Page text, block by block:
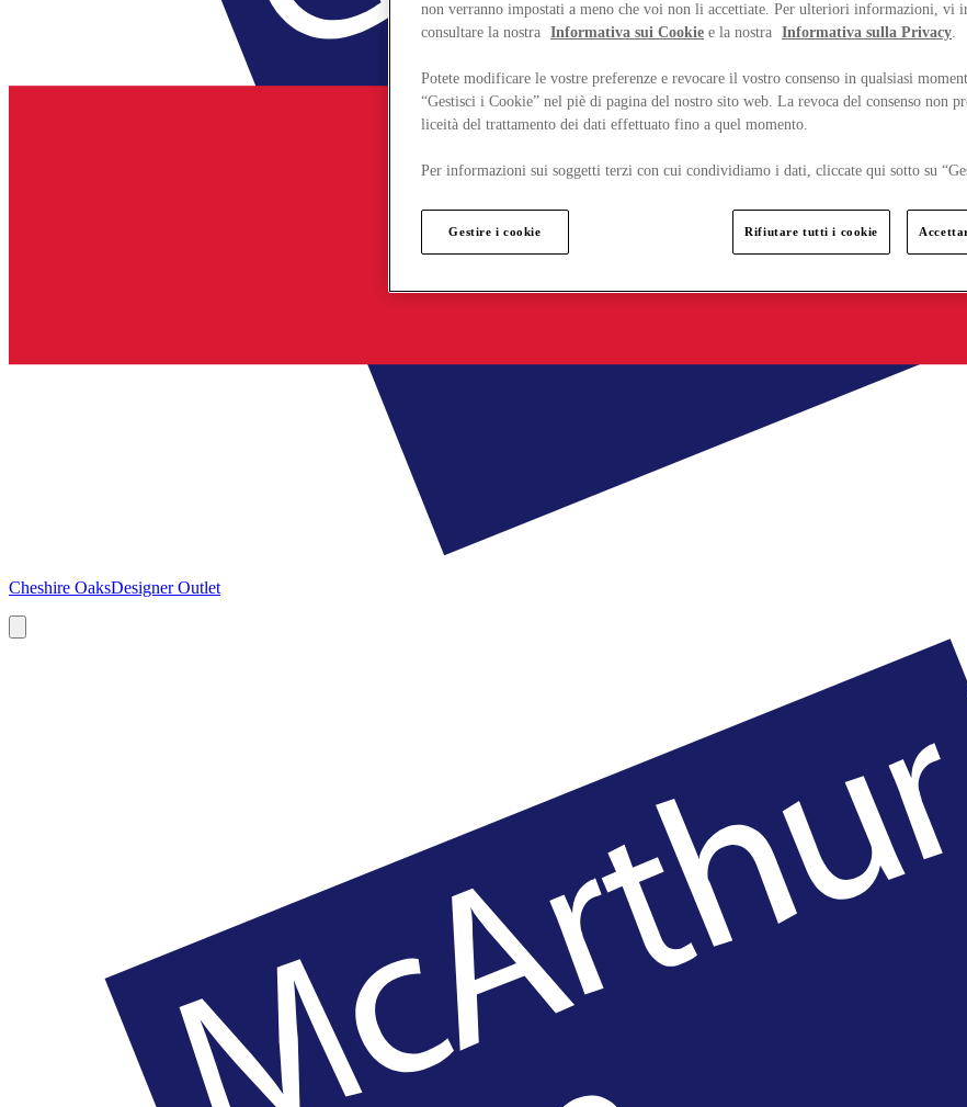
Cheshire OaksDesigner Outlet
non verranno impostati a meno che voi non li accettiate. Per ulteriori informazioni, vi
consultare la nostra Informativa sui Cookie e la nostra Informativa sulla Privacy.
Potete modificare le vostre preferenze e revocare il vostro consenso in qualsiasi
“Gestisci i Cookie” nel piè di pagina del nostro sito web. La revoca del consenso non
liceità del trattamento dei dati effettuato fino a quel momento.
Per informazioni sui soggetti terzi con cui condividiamo i dati, cliccate qui sotto su
Gestire i cookie Rifiutare tutti i cookie